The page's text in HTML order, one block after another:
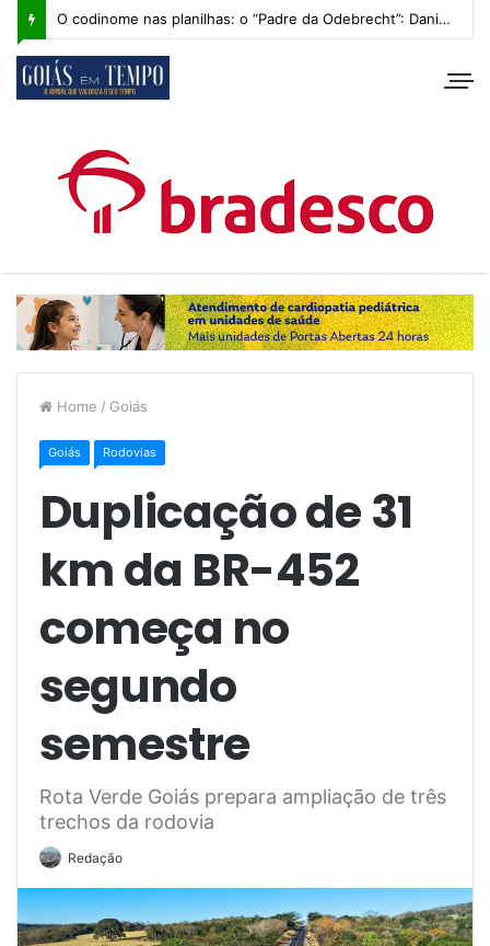
O codinome nas planilhas: o “Padre da Odebrecht”: Daniel Vilela e os bastidores de 2014
Home / Goiás
Goiás Rodovias
Duplicação de 31
km da BR-452
começa no
segundo
semestre
Rota Verde Goiás prepara ampliação de três
trechos da rodovia
Redação